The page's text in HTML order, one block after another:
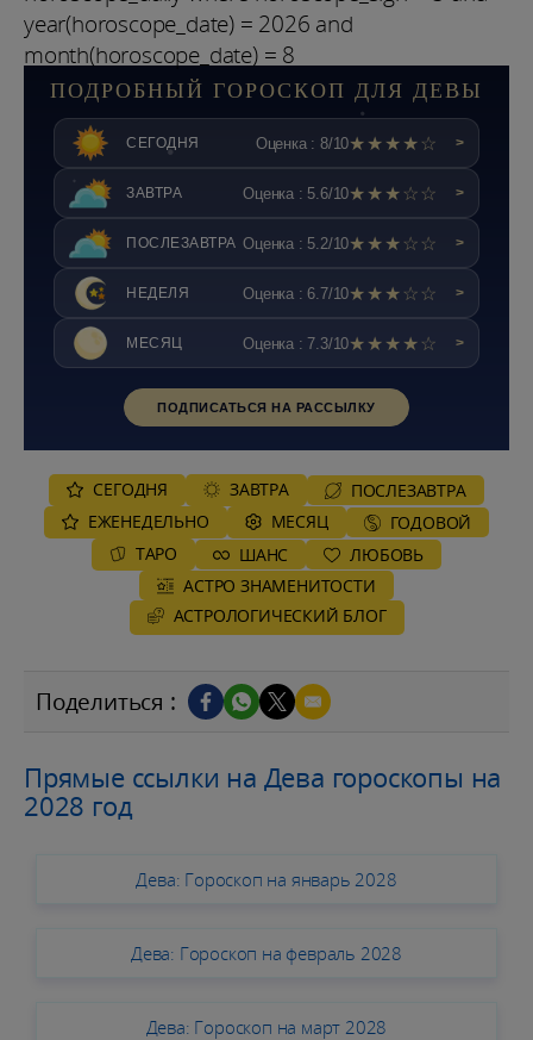
year(horoscope_date) = 2026 and
month(horoscope_date) = 8
ПОДРОБНЫЙ ГОРОСКОП ДЛЯ ДЕВЫ
СЕГОДНЯ Оценка : 8/10★★★★☆ >
ЗАВТРА Оценка : 5.6/10★★★☆☆ >
ПОСЛЕЗАВТРА Оценка : 5.2/10★★★☆☆ >
НЕДЕЛЯ Оценка : 6.7/10★★★☆☆ >
МЕСЯЦ Оценка : 7.3/10★★★★☆ >
ПОДПИСАТЬСЯ НА РАССЫЛКУ
СЕГОДНЯ ЗАВТРА
ПОСЛЕЗАВТРА
ЕЖЕНЕДЕЛЬНО
MЕСЯЦ
ГОДОВОЙ
ТАРО
ШАНС
ЛЮБОВЬ
АСТРО ЗНАМЕНИТОСТИ
AСТРОЛОГИЧЕСКИЙ БЛОГ
Поделиться :
Прямые ссылки на Дева гороскопы на
2028 год
Дева: Гороскоп на январь 2028
Дева: Гороскоп на февраль 2028
Дева: Гороскоп на март 2028